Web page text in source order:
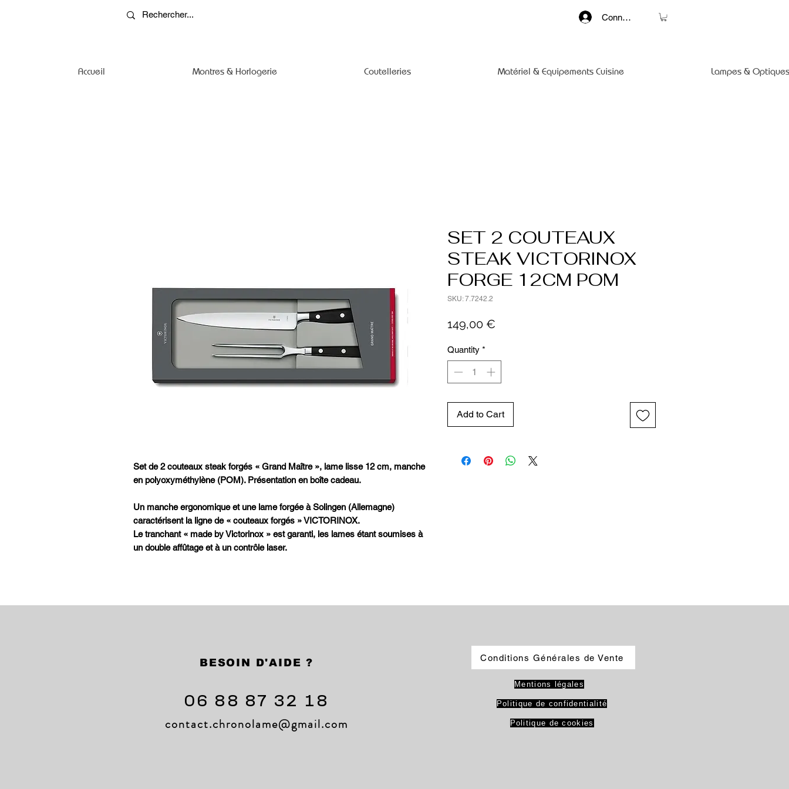
Connexion
Accueil Montres & Horlogerie Coutelleries Matériel & Equipements Cuisine Lampes &
Set de 2 couteaux steak forgés « Grand Maître », lame lisse 12 cm, manche
en polyoxyméthylène (POM). Présentation en boîte cadeau.
Un manche ergonomique et une lame forgée à Solingen (Allemagne)
caractérisent la ligne de « couteaux forgés » VICTORINOX.
Le tranchant « made by Victorinox » est garanti, les lames étant soumises à
un double affûtage et à un contrôle laser.
SET 2 COUTEAUX
STEAK VICTORINOX
FORGE 12CM POM
SKU: 7.7242.2
149,00 €
Quantity *
Add to Cart
BESOIN D'AIDE ?
06 88 87 32 18
contact.chronolame@gmail.com
Conditions Générales de Vente
Mentions légales
Politique de confidentialité
Politique de cookies